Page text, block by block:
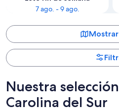
7 ago. - 9 ago.
Nuestra
Carolina del Sur